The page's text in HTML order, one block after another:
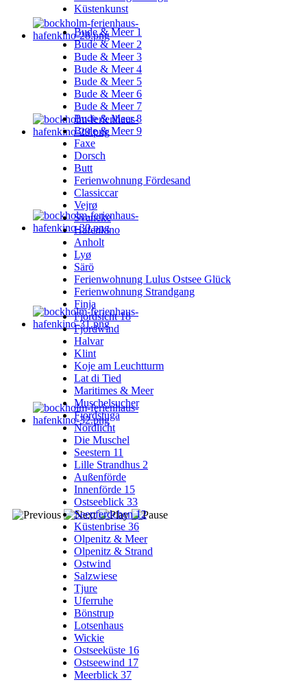
Küstenkunst
Bude & Meer 1
Bude & Meer 2
Bude & Meer 3
Bude & Meer 4
Bude & Meer 5
Bude & Meer 6
Bude & Meer 7
Bude & Meer 8
Bude & Meer 9
Faxe
Dorsch
Butt
Ferienwohnung Fördesand
Classiccar
Vejrø
Svaneke
Hafenkino
Anholt
Lyø
Särö
Ferienwohnung Lulus Ostsee Glück
Ferienwohnung Strandgang
Finja
Fjordsicht 18
Fjordwind
Halvar
Klint
Koje am Leuchtturm
Lat di Tied
Maritimes & Meer
Muschelsucher
Fjordstuga
Nordlicht
Die Muschel
Seestern 11
Lille Strandhus 2
Außenförde
Innenförde 15
Ostseeblick 33
Seepferdchen 12
Küstenbrise 36
Olpenitz & Meer
Olpenitz & Strand
Ostwind
Salzwiese
Tjure
Uferruhe
Bönstrup
Lotsenhaus
Wickie
Ostseeküste 16
Ostseewind 17
Meerblick 37